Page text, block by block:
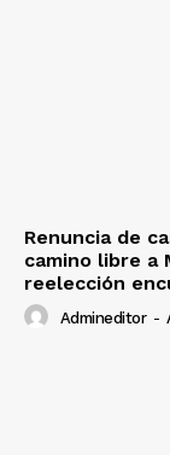
Renuncia de
camino libre a
reelección
Admineditor -